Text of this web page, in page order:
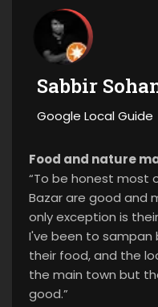
Sabbir
Google Local Guide
Food and nature
“To be honest most
Bazar are good and
only exception is
I've been to sampan
their food, and the
the main town but
good.”